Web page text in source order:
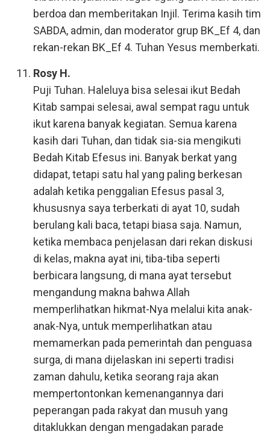
berdoa dan memberitakan Injil. Terima kasih tim
SABDA, admin, dan moderator grup BK_Ef 4, dan
rekan-rekan BK_Ef 4. Tuhan Yesus memberkati.
Rosy H.
Puji Tuhan. Haleluya bisa selesai ikut Bedah
Kitab sampai selesai, awal sempat ragu untuk
ikut karena banyak kegiatan. Semua karena
kasih dari Tuhan, dan tidak sia-sia mengikuti
Bedah Kitab Efesus ini. Banyak berkat yang
didapat, tetapi satu hal yang paling berkesan
adalah ketika penggalian Efesus pasal 3,
khususnya saya terberkati di ayat 10, sudah
berulang kali baca, tetapi biasa saja. Namun,
ketika membaca penjelasan dari rekan diskusi
di kelas, makna ayat ini, tiba-tiba seperti
berbicara langsung, di mana ayat tersebut
mengandung makna bahwa Allah
memperlihatkan hikmat-Nya melalui kita anak-
anak-Nya, untuk memperlihatkan atau
memamerkan pada pemerintah dan penguasa
surga, di mana dijelaskan ini seperti tradisi
zaman dahulu, ketika seorang raja akan
mempertontonkan kemenangannya dari
peperangan pada rakyat dan musuh yang
ditaklukkan dengan mengadakan parade